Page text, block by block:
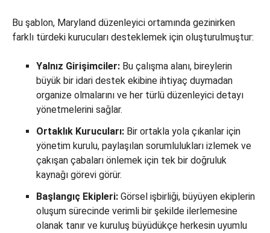
Bu şablon, Maryland düzenleyici ortamında gezinirken
farklı türdeki kurucuları desteklemek için oluşturulmuştur:
Yalnız Girişimciler: Bu çalışma alanı, bireylerin
büyük bir idari destek ekibine ihtiyaç duymadan
organize olmalarını ve her türlü düzenleyici detayı
yönetmelerini sağlar.
Ortaklık Kurucuları: Bir ortakla yola çıkanlar için
yönetim kurulu, paylaşılan sorumlulukları izlemek ve
çakışan çabaları önlemek için tek bir doğruluk
kaynağı görevi görür.
Başlangıç Ekipleri: Görsel işbirliği, büyüyen ekiplerin
oluşum sürecinde verimli bir şekilde ilerlemesine
olanak tanır ve kuruluş büyüdükçe herkesin uyumlu